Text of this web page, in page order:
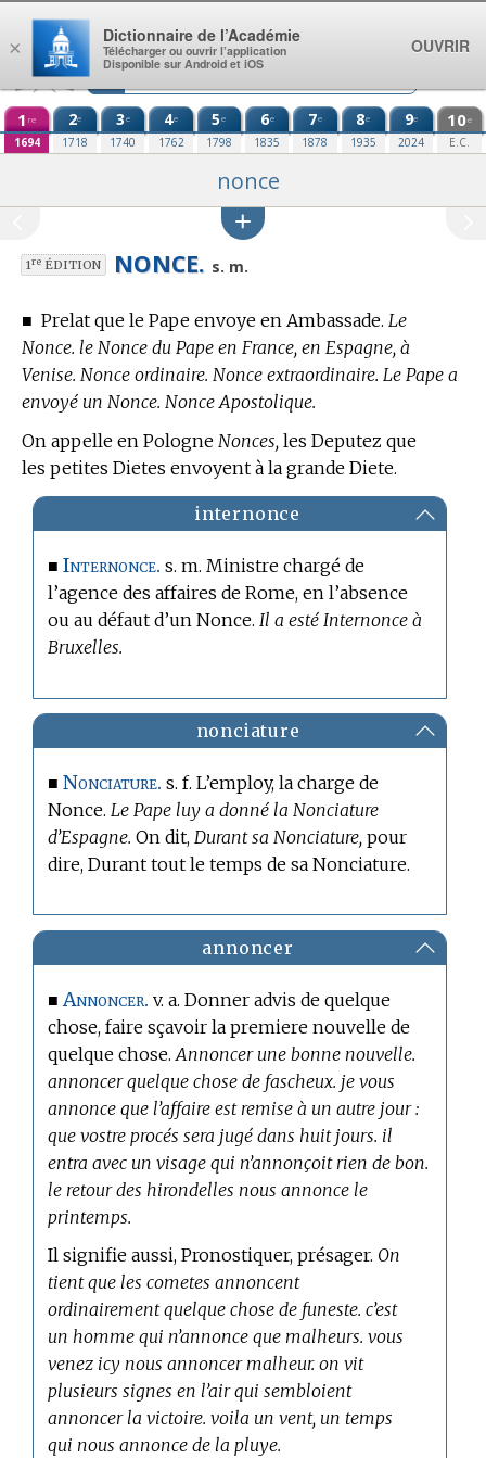
Aller au contenu
1 re
1694
2e
1718
3e
1740
4e
1762
5e
1798
6e
1835
7e
1878
8e
1935
9e
2024
10e
E.C.
nonce
1reÉDITION NONCE. s. m.
■ Prelat que le Pape envoye en Ambassade. Le
Nonce. le Nonce du Pape en France, en Espagne, à
Venise. Nonce ordinaire. Nonce extraordinaire. Le Pape a
envoyé un Nonce. Nonce Apostolique.
On appelle en Pologne Nonces, les Deputez que
les petites Dietes envoyent à la grande Diete.
internonce
■Internonce. s. m. Ministre chargé de
l’agence des affaires de Rome, en l’absence
ou au défaut d’un Nonce.Il a esté Internonce à
Bruxelles.
nonciature
■Nonciature. s. f. L’employ, la charge de
Nonce. Le Pape luy a donné la Nonciature
d’Espagne. On dit, Durant sa Nonciature, pour
dire, Durant tout le temps de sa Nonciature.
annoncer
■ Annoncer. v. a. Donner advis de quelque
chose, faire sçavoir la premiere nouvelle de
quelque chose.Annoncer une bonne nouvelle.
annoncer quelque chose de fascheux. je vous
annonce que l’affaire est remise à un autre jour :
que vostre procés sera jugé dans huit jours. il
entra avec un visage qui n’annonçoit rien de bon.
le retour des hirondelles nous annonce le
printemps.
Il signifie aussi, Pronostiquer, présager. On
tient que les cometes annoncent
ordinairement quelque chose de funeste. c’est
un homme qui n’annonce que malheurs. vous
venez icy nous annoncer malheur. on vit
plusieurs signes en l’air qui sembloient
annoncer la victoire. voila un vent, un temps
qui nous annonce de la pluye.
×
Dictionnaire de l’Académie
Télécharger ou ouvrir l’application
Disponible sur Android et iOS
OUVRIR